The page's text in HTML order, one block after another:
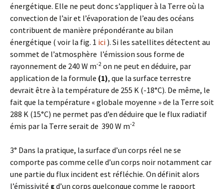
énergétique. Elle ne peut donc s’appliquer à la Terre où la
convection de l’air et l’évaporation de l’eau des océans
contribuent de manière prépondérante au bilan
énergétique ( voir la fig. 1 ici ). Si les satellites détectent au
sommet de l’atmosphère l’émission sous forme de
rayonnement de 240 W m-2 on ne peut en déduire, par
application de la formule (1), que la surface terrestre
devrait être à la température de 255 K (-18°C). De même, le
fait que la température « globale moyenne » de la Terre soit
288 K (15°C) ne permet pas d’en déduire que le flux radiatif
émis par la Terre serait de 390 W m-2
3° Dans la pratique, la surface d’un corps réel ne se
comporte pas comme celle d’un corps noir notamment car
une partie du flux incident est réfléchie. On définit alors
l’émissivité εd’un corps quelconque comme le rapport